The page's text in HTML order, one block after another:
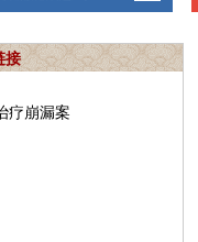
接
疗崩漏案